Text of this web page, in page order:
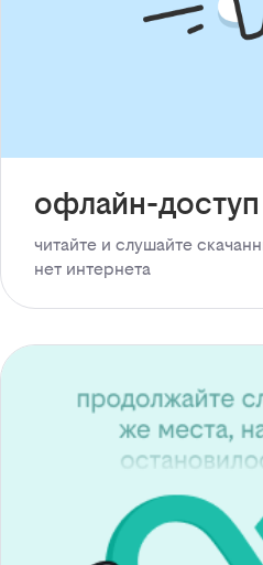
офлайн-доступ
читайте и слушайте
нет интернета